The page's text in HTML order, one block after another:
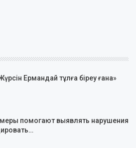
Ермандай тұлға біреу ғана»
помогают выявлять нарушения